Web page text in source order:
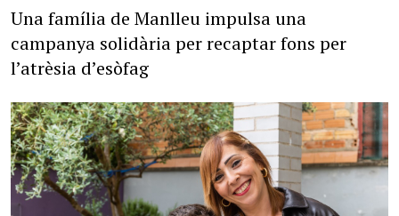
Una família de Manlleu impulsa una
campanya solidària per recaptar fons per
l’atrèsia d’esòfag